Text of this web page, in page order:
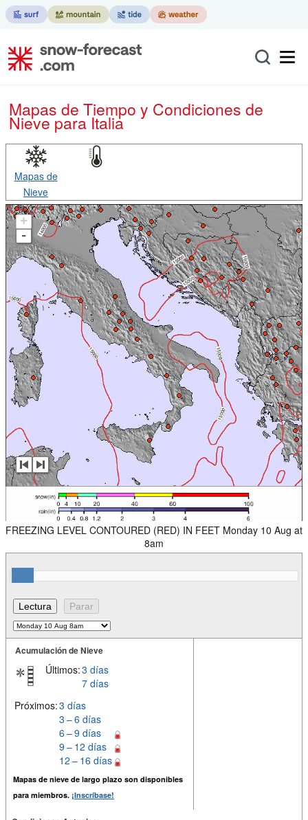
Mapas de Tiempo y Condiciones de
Nievepara Italia
Mapas de
Nieve
+
-
FREEZING LEVEL CONTOURED (RED) IN FEET Monday 10 Aug at
8am
Acumulación de Nieve
Últimos:3 días
7 días
Próximos:3 días
3 – 6 días
6 – 9 días
9 – 12 días
12 – 16 días
Mapas de nieve de largo plazo son disponibles
para miembros. ¡Inscríbase!